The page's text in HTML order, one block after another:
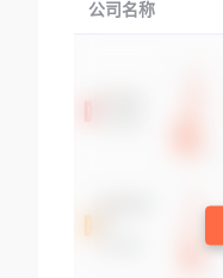
公司名称